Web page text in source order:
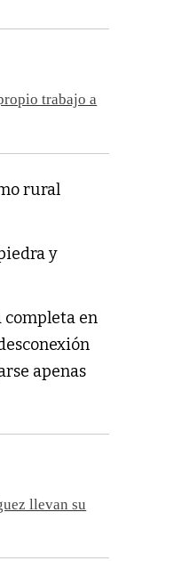
trabajo a
rural
y
completa en
apenas
llevan su